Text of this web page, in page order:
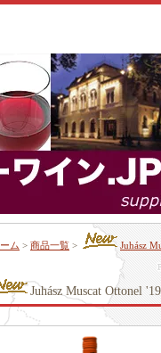
ム > 商品一覧 > Juhász
Juhász Muscat Ottonel